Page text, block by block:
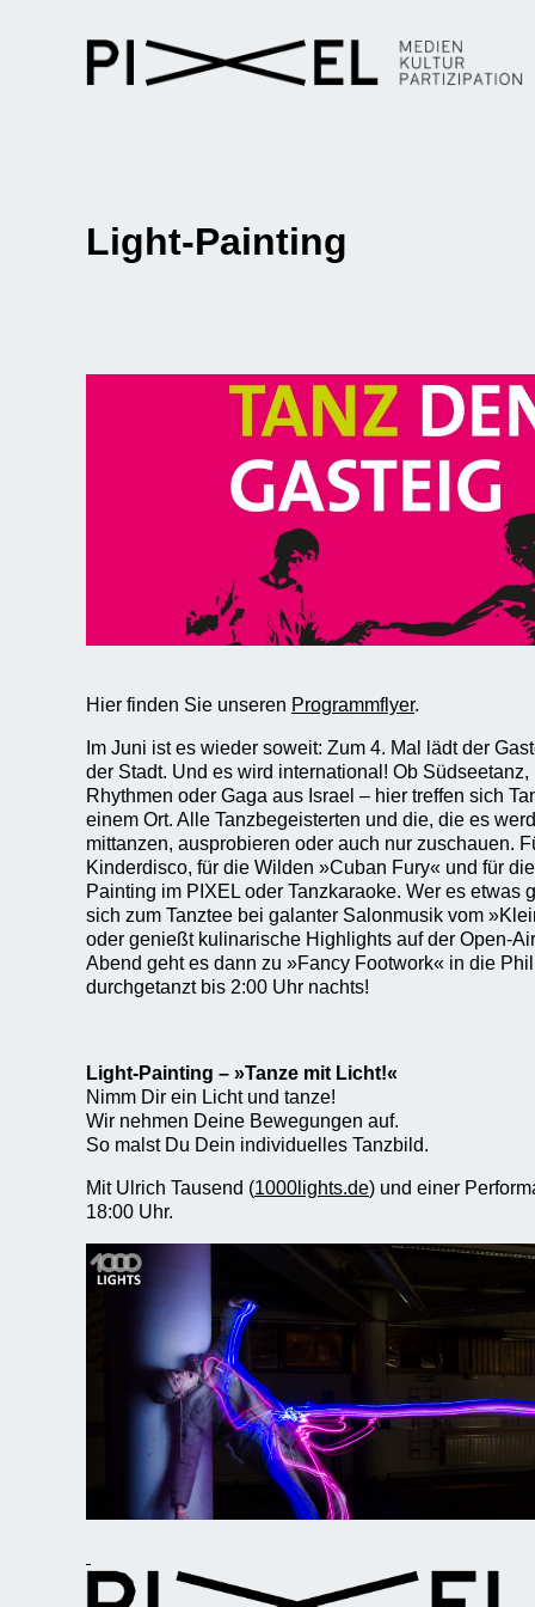
Light-Painting
Hier finden Sie unseren Programmflyer.
Im Juni ist es wieder soweit: Zum 4. Mal lädt der
der Stadt. Und es wird international! Ob
Rhythmen oder Gaga aus Israel – hier treffen sich
einem Ort. Alle Tanzbegeisterten und die, die es
mittanzen, ausprobieren oder auch nur zuschauen.
Kinderdisco, für die Wilden »Cuban Fury« und für
Painting im PIXEL oder Tanzkaraoke. Wer es etwas
sich zum Tanztee bei galanter Salonmusik vom
oder genießt kulinarische Highlights auf der Open-
Abend geht es dann zu »Fancy Footwork« in die
durchgetanzt bis 2:00 Uhr nachts!
Light-Painting – »Tanze mit Licht!«
Nimm Dir ein Licht und tanze!
Wir nehmen Deine Bewegungen auf.
So malst Du Dein individuelles Tanzbild.
Mit Ulrich Tausend (1000lights.de) und einer
18:00 Uhr.